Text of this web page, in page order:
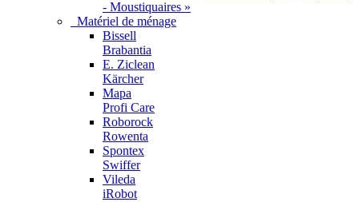
- Moustiquaires »
Matériel de ménage
Bissell
Brabantia
E. Ziclean
Kärcher
Mapa
Profi Care
Roborock
Rowenta
Spontex
Swiffer
Vileda
iRobot